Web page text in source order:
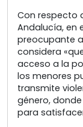
Con respecto
Andalucía, en
preocupante
considera
acceso a la
los menores
transmite
género,
para